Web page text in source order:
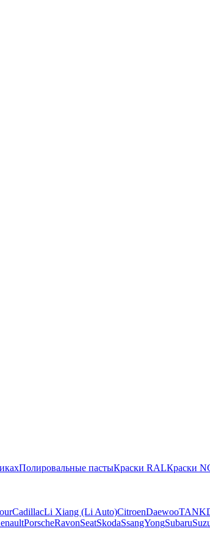
Полировальные пастыКраски RALКраски
CadillacLi Xiang (Li Auto)CitroenDaewooTANK
PorscheRavonSeatSkodaSsangYongSubaru